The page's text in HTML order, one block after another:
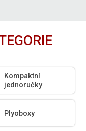
Kompaktní
jednoručky
Plyoboxy